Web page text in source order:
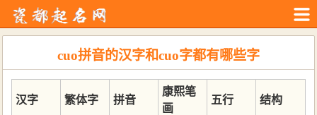
cuo拼音的汉字和cuo字都有哪些字
汉字 繁体字 拼音
康熙笔
画
五行 结构